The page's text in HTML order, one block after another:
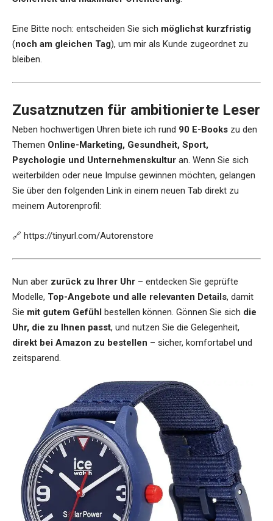
Eine Bitte noch: entscheiden Sie sich möglichst kurzfristig
(noch am gleichen Tag), um mir als Kunde zugeordnet zu
bleiben.
Zusatznutzen für ambitionierte Leser
Neben hochwertigen Uhren biete ich rund 90 E-Books zu den
Themen Online-Marketing, Gesundheit, Sport,
Psychologie und Unternehmenskultur an. Wenn Sie sich
weiterbilden oder neue Impulse gewinnen möchten, gelangen
Sie über den folgenden Link in einem neuen Tab direkt zu
meinem Autorenprofil:
🔗 https://tinyurl.com/Autorenstore
Nun aber zurück zu Ihrer Uhr – entdecken Sie geprüfte
Modelle, Top-Angebote und alle relevanten Details, damit
Sie mit gutem Gefühl bestellen können. Gönnen Sie sich die
Uhr, die zu Ihnen passt, und nutzen Sie die Gelegenheit,
direkt bei Amazon zu bestellen – sicher, komfortabel und
zeitsparend.